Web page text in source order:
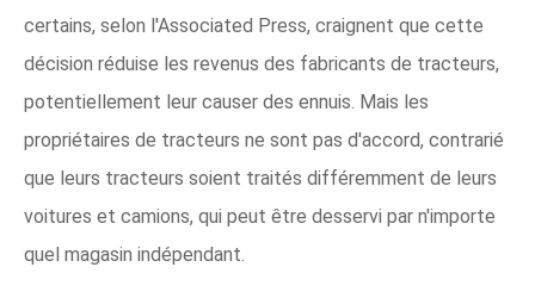
certains, selon l'Associated Press, craignent que cette
décision réduise les revenus des fabricants de tracteurs,
potentiellement leur causer des ennuis. Mais les
propriétaires de tracteurs ne sont pas d'accord, contrarié
que leurs tracteurs soient traités différemment de leurs
voitures et camions, qui peut être desservi par n'importe
quel magasin indépendant.